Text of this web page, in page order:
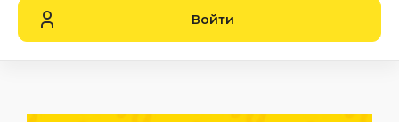
Войти